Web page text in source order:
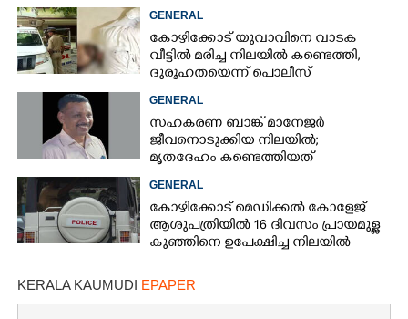
GENERAL
കോഴിക്കോട് യുവാവിനെ വാടക
വീട്ടിൽ മരിച്ച നിലയിൽ കണ്ടെത്തി,
ദുരൂഹതയെന്ന് പൊലീസ്
GENERAL
സഹകരണ ബാങ്ക് മാനേജർ
ജീവനൊടുക്കിയ നിലയിൽ;
മൃതദേഹം കണ്ടെത്തിയത്
GENERAL
കോഴിക്കോട് മെഡിക്കൽ കോളേജ്
ആശുപത്രിയിൽ 16 ദിവസം പ്രായമുള്ള
കുഞ്ഞിനെ ഉപേക്ഷിച്ച നിലയിൽ
KERALA KAUMUDI EPAPER